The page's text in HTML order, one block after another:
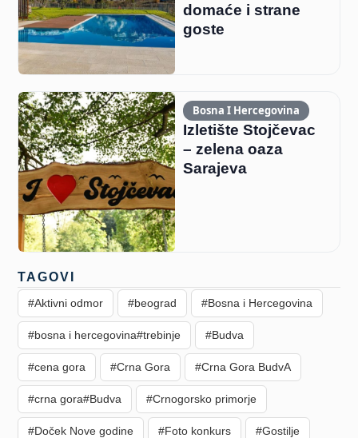
domaće i strane
goste
Bosna I Hercegovina
Izletište Stojčevac
– zelena oaza
Sarajeva
TAGOVI
#Aktivni odmor #beograd #Bosna i Hercegovina
#bosna i hercegovina#trebinje #Budva
#cena gora #Crna Gora #Crna Gora BudvA
#crna gora#Budva #Crnogorsko primorje
#Doček Nove godine #Foto konkurs #Gostilje